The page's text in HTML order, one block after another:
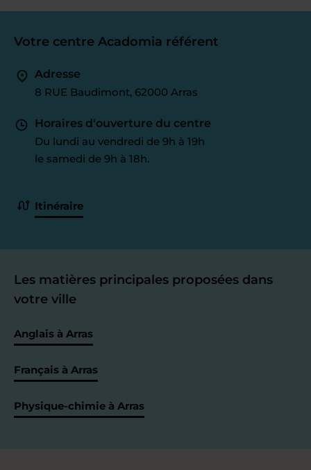
Votre centre Acadomia référent
Adresse
8 RUE Baudimont, 62000 Arras
Horaires d'ouverture du centre
Du lundi au vendredi de 9h à 19h
le samedi de 9h à 18h.
Itinéraire
Les matières principales proposées dans
votre ville
Anglais à Arras
Français à Arras
Physique-chimie à Arras